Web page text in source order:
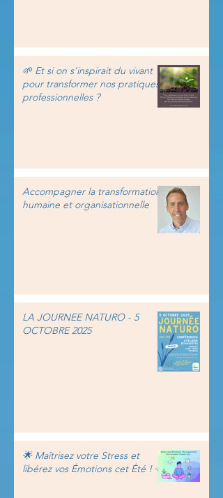
🌱 Et si on s’inspirait du vivant
pour transformer nos pratiques
professionnelles ?
Accompagner la transformation
humaine et organisationnelle
LA JOURNEE NATURO - 5
OCTOBRE 2025
🌟 Maîtrisez votre Stress et
libérez vos Émotions cet Été ! 🌟